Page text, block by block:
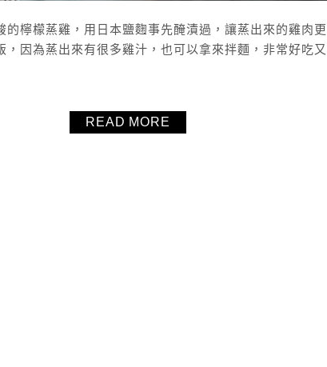
檸檬蒸雞，用日本鹽麴事先醃漬過，讓蒸出來的雞肉更
，因為蒸出來有很多雞汁，也可以拿來拌麵，非常好吃
READ MORE